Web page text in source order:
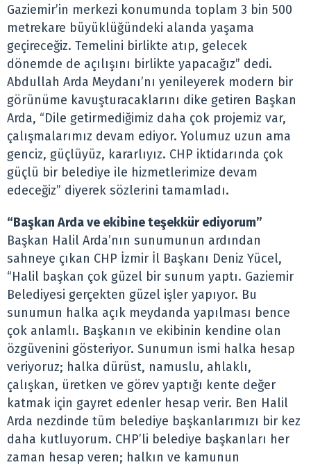
Gaziemir’in merkezi konumunda toplam 3 bin 500
metrekare büyüklüğündeki alanda yaşama
geçireceğiz. Temelini birlikte atıp, gelecek
dönemde de açılışını birlikte yapacağız” dedi.
Abdullah Arda Meydanı’nı yenileyerek modern bir
görünüme kavuşturacaklarını dike getiren Başkan
Arda, “Dile getirmediğimiz daha çok projemiz var,
çalışmalarımız devam ediyor. Yolumuz uzun ama
genciz, güçlüyüz, kararlıyız. CHP iktidarında çok
güçlü bir belediye ile hizmetlerimize devam
edeceğiz” diyerek sözlerini tamamladı.
“Başkan Arda ve ekibine teşekkür ediyorum”
Başkan Halil Arda’nın sunumunun ardından
sahneye çıkan CHP İzmir İl Başkanı Deniz Yücel,
“Halil başkan çok güzel bir sunum yaptı. Gaziemir
Belediyesi gerçekten güzel işler yapıyor. Bu
sunumun halka açık meydanda yapılması bence
çok anlamlı. Başkanın ve ekibinin kendine olan
özgüvenini gösteriyor. Sunumun ismi halka hesap
veriyoruz; halka dürüst, namuslu, ahlaklı,
çalışkan, üretken ve görev yaptığı kente değer
katmak için gayret edenler hesap verir. Ben Halil
Arda nezdinde tüm belediye başkanlarımızı bir kez
daha kutluyorum. CHP’li belediye başkanları her
zaman hesap veren; halkın ve kamunun